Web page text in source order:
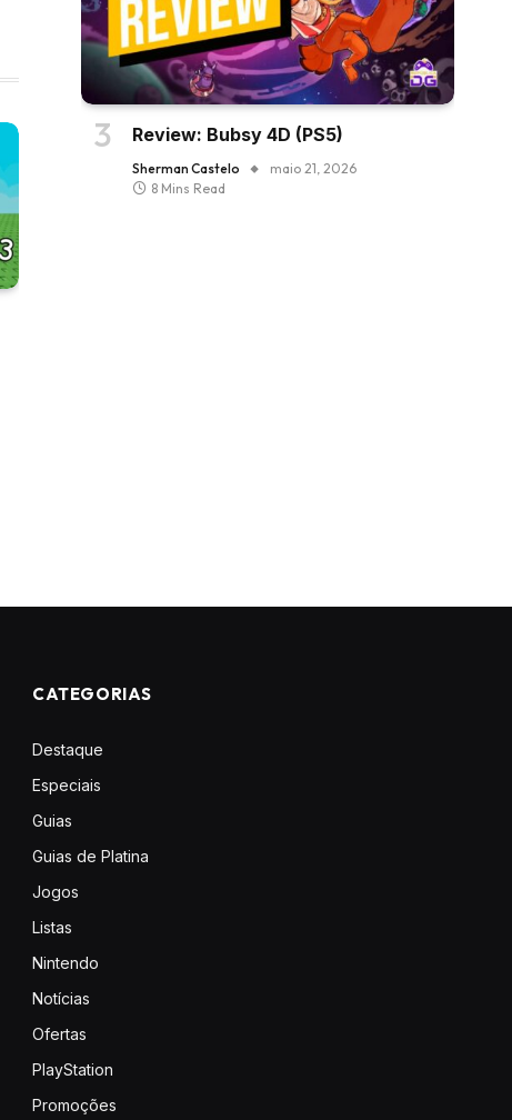
Review: Bubsy 4D (PS5)
Sherman Castelo
maio 21, 2026
8 Mins Read
CATEGORIAS
Destaque
Especiais
Guias
Guias de Platina
Jogos
Listas
Nintendo
Notícias
Ofertas
PlayStation
Promoções